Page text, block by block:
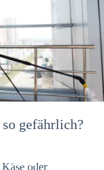
und
gefährlich?
oder